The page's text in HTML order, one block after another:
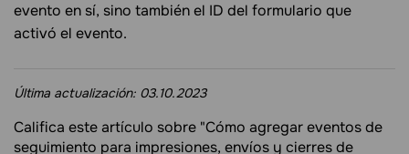
evento en sí, sino también el ID del formulario que
activó el evento.
Última actualización: 03.10.2023
Califica este artículo sobre "Cómo agregar eventos de
seguimiento para impresiones, envíos y cierres de